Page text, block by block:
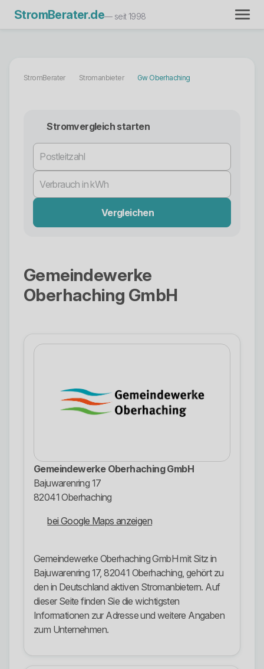
StromBerater.de— seit 1998
StromBerater Stromanbieter Gw Oberhaching
Stromvergleich starten
Vergleichen
Gemeindewerke
Oberhaching GmbH
Gemeindewerke Oberhaching GmbH
Bajuwarenring 17
82041 Oberhaching
bei Google Maps anzeigen
Gemeindewerke Oberhaching GmbH mit Sitz in
Bajuwarenring 17, 82041 Oberhaching, gehört zu
den in Deutschland aktiven Stromanbietern. Auf
dieser Seite finden Sie die wichtigsten
Informationen zur Adresse und weitere Angaben
zum Unternehmen.